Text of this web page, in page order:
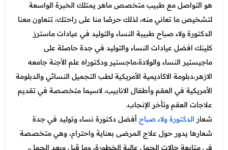
هو التواصل مع طبيب متخصص ماهر يمتلك الخبرة الواسعة
لتشخيص ما تعاني منه، لذلك حرصًا منا على راحتك، تتعاون معنا
الدكتورة ولاء صباح طبيبة النساء والتوليد في عيادات ماسترز
كلينك افضل عيادات النساء والتوليد في جدةحاصلة على
ماجيستير النساء والولادة،ماجستير ودكتوراه علم الأجنة جامعه
الازهر،دبلومة الاكاديمية الأمريكية لطب التجميل النسائي والدبلومة
الأمريكية في العقم وأطفال الانابيب، لاسيما متخصصة في تقديم
علاجات العقم وتأخر الإنجاب.
شعارالدكتورة ولاء صباحأفضل دكتورة نساء وتوليد في جدة
شعارها يدور حول علاج المرضى بعناية واحترام، وهي متخصصة
في متابعة حالات الحمل عالية الخطورة، وما قبل وبعد الحمل،